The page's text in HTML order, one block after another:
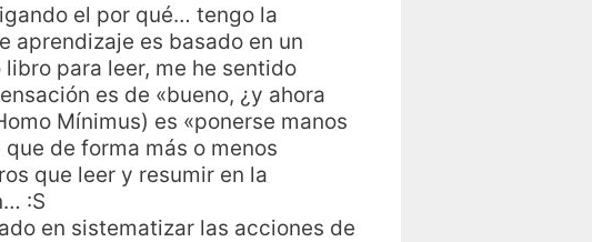
el por qué… tengo la
aprendizaje es basado en un
para leer, me he sentido
es de «bueno, ¿y ahora
Mínimus) es «ponerse manos
de forma más o menos
que leer y resumir en la
:S
en sistematizar las acciones de